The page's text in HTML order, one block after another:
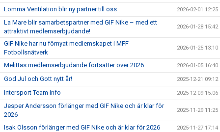
Lomma Ventilation blir ny partner till oss 2026-02-01 12:25
La Mare blir samarbetspartner med GIF Nike – med ett
attraktivt medlemserbjudande!
2026-01-28 15:42
GIF Nike har nu förnyat medlemskapet i MFF
Fotbollsnätverk
2026-01-25 13:10
Melittas medlemserbjudande fortsätter över 2026 2026-01-05 16:40
God Jul och Gott nytt år! 2025-12-21 09:12
Intersport Team Info 2025-12-09 15:06
Jesper Andersson förlänger med GIF Nike och är klar för
2026
2025-11-29 11:25
Isak Olsson förlänger med GIF Nike och är klar för 2026 2025-11-27 17:14